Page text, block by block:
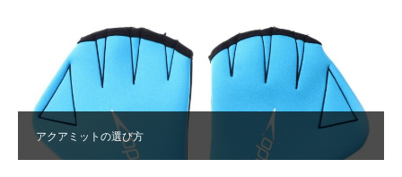
アクアミットの選び方